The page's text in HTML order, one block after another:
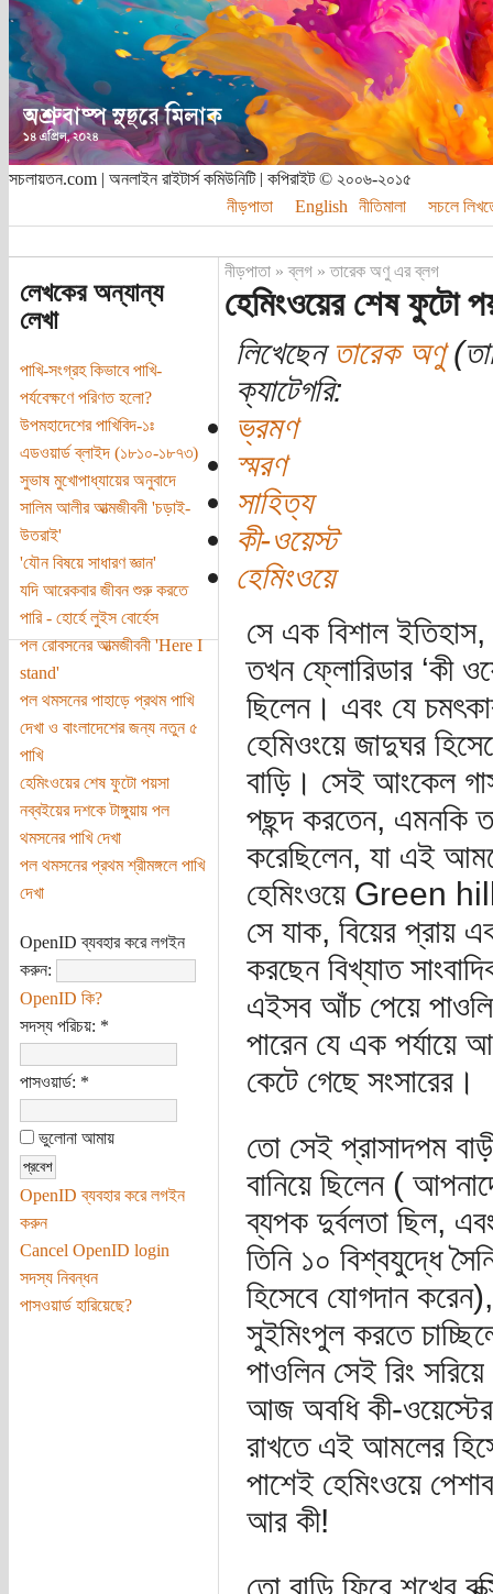
সচলায়তন.com | অনলাইন রাইটার্স কমিউনিটি | কপিরাইট © ২০০৬-২০১৫
নীড়পাতা
English নীতিমালা সচলে
লেখকের অন্যান্য
লেখা
পাখি-সংগ্রহ কিভাবে পাখি-
পর্যবেক্ষণে পরিণত হলো?
উপমহাদেশের পাখিবিদ-১ঃ
এডওয়ার্ড ব্লাইদ (১৮১০-১৮৭৩)
সুভাষ মুখোপাধ্যায়ের অনুবাদে
সালিম আলীর আত্মজীবনী 'চড়াই-
উতরাই'
'যৌন বিষয়ে সাধারণ জ্ঞান'
যদি আরেকবার জীবন শুরু করতে
পারি - হোর্হে লুইস বোর্হেস
পল রোবসনের আত্মজীবনী 'Here I
stand'
পল থমসনের পাহাড়ে প্রথম পাখি
দেখা ও বাংলাদেশের জন্য নতুন ৫
পাখি
হেমিংওয়ের শেষ ফুটো পয়সা
নব্বইয়ের দশকে টাঙ্গুয়ায় পল
থমসনের পাখি দেখা
পল থমসনের প্রথম শ্রীমঙ্গলে পাখি
দেখা
OpenID ব্যবহার করে লগইন
করুন:
OpenID কি?
সদস্য পরিচয়: *
পাসওয়ার্ড: *
ভুলোনা আমায়
OpenID ব্যবহার করে লগইন
করুন
Cancel OpenID login
সদস্য নিবন্ধন
পাসওয়ার্ড হারিয়েছে?
নীড়পাতা»ব্লগ»তারেক অণু এর ব্লগ
হেমিংওয়ের শেষ ফুটো
লিখেছেনতারেক অণু
ক্যাটেগরি:
ভ্রমণ
স্মরণ
সাহিত্য
কী-ওয়েস্ট
হেমিংওয়ে
সে এক বিশাল
তখন ফ্লোরিডার ‘কী
ছিলেন। এবং যে
হেমিওংয়ে জাদুঘর
বাড়ি। সেই আংকেল
পছন্দ করতেন, এমনকি
করেছিলেন, যা এই
হেমিংওয়ে Green
সে যাক, বিয়ের প্রায়
করছেন বিখ্যাত
এইসব আঁচ পেয়ে
পারেন যে এক পর্যায়ে
কেটে গেছে সংসারের।
তো সেই প্রাসাদপম
বানিয়ে ছিলেন (
ব্যপক দুর্বলতা ছিল,
তিনি ১০ বিশ্বযুদ্ধে
হিসেবে যোগদান
সুইমিংপুল করতে
পাওলিন সেই রিং
আজ অবধি কী-ওয়েস্টের
রাখতে এই আমলের
পাশেই হেমিংওয়ে
আর কী!